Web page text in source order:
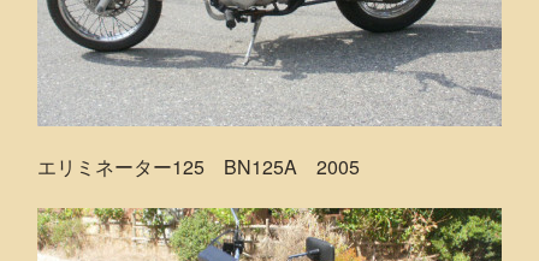
エリミネーター125 BN125A 2005